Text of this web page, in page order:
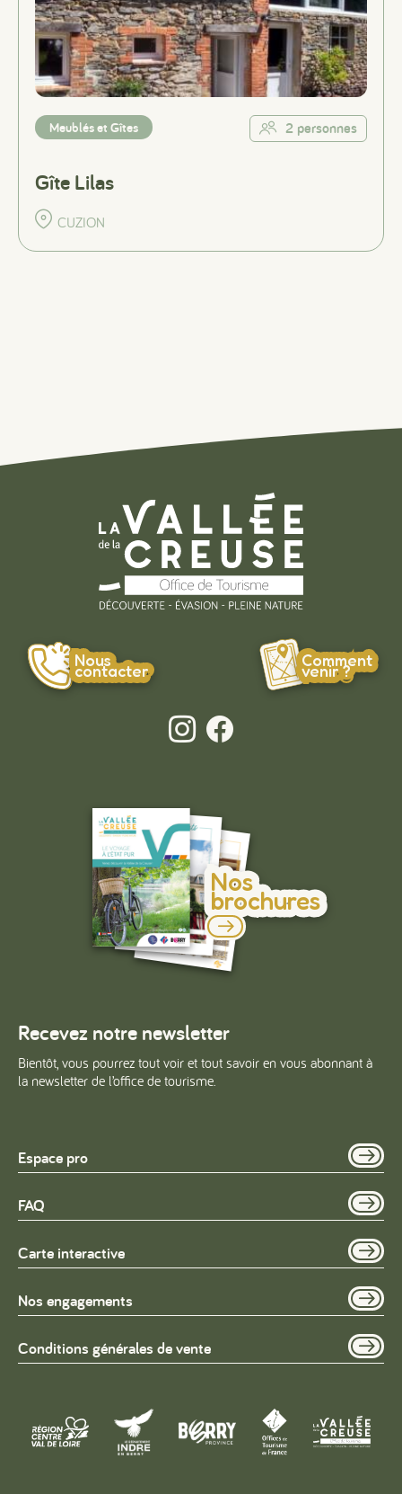
Meublés et Gîtes 2 personnes
Gîte Lilas
CUZION
Nous
contacter
Comment
venir ?
Nos
brochures
Recevez notre newsletter
Bientôt, vous pourrez tout voir et tout savoir en vous abonnant à
la newsletter de l’office de tourisme.
Espace pro
FAQ
Carte interactive
Nos engagements
Conditions générales de vente